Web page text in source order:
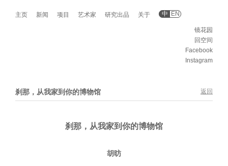
主页 新闻 项目 艺术家 研究出品 关于 中 EN
镜花园
回空间
Facebook
Instagram
返回
刹那，从我家到你的博物馆
刹那，从我家到你的博物馆
胡昉